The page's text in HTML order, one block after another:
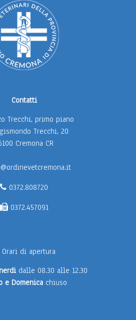
Contatti
Trecchi, primo piano
Trecchi, 20
Cremona CR
0372.808720
0372.457091
Orari di apertura
dalle 08.30 alle 12.30
e Domenica chiuso